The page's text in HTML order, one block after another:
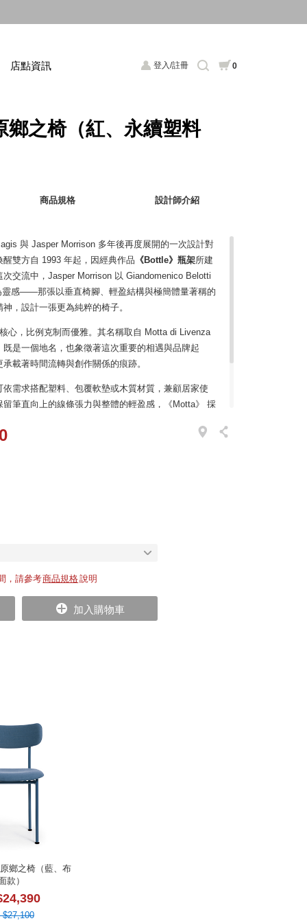
登入/註冊 0
店點資訊
之椅（紅、永續塑料
商品規格 設計師介紹
與 Jasper Morrison 多年後再度展開的一次設計對
雙方自 1993 年起，因經典作品 《Bottle》瓶架所建
交流中，Jasper Morrison 以 Giandomenico Belotti
靈感——那張以垂直椅腳、輕盈結構與極簡體量著稱的
，設計一張更為純粹的椅子。
心，比例克制而優雅。其名稱取自 Motta di Livenza
是一個地名，也象徵著這次重要的相遇與品牌起
載著時間流轉與創作關係的痕跡。
需求搭配塑料、包覆軟墊或木質材質，兼顧居家使
筆直向上的線條張力與整體的輕盈感，《Motta》 採
考。「極簡，卻不單一；克制，卻富於變」——這正
，請參考商品規格說明
加入購物車
鄉之椅（藍、布
款）
$27,100